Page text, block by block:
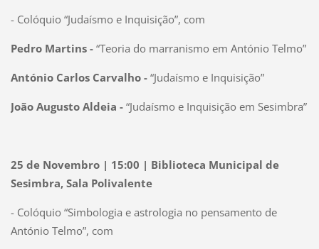
- Colóquio “Judaísmo e Inquisição”, com
Pedro Martins - “Teoria do marranismo em António Telmo”
António Carlos Carvalho - “Judaísmo e Inquisição”
João Augusto Aldeia - “Judaísmo e Inquisição em Sesimbra”
25 de Novembro | 15:00 | Biblioteca Municipal de
Sesimbra, Sala Polivalente
- Colóquio “Simbologia e astrologia no pensamento de
António Telmo”, com